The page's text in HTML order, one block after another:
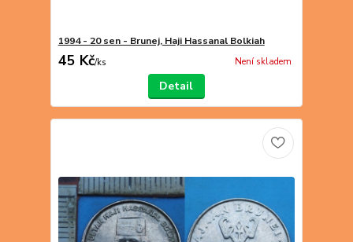
1994 - 20 sen - Brunej, Haji Hassanal Bolkiah
45 Kč/ks Není skladem
Detail